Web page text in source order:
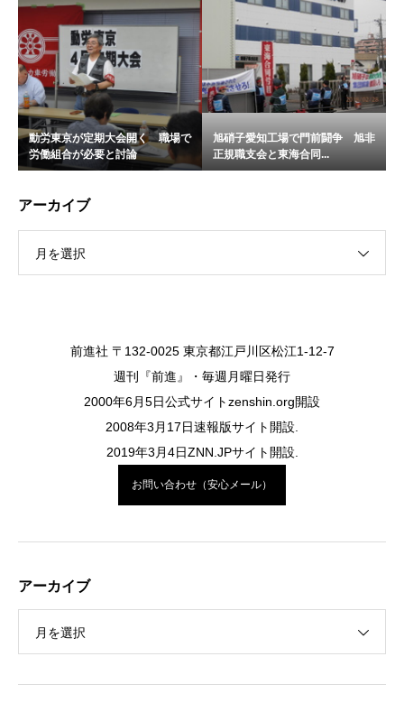
動労東京が定期大会開く 職場で
労働組合が必要と討論
旭硝子愛知工場で門前闘争 旭非
正規職支会と東海合同...
アーカイブ
月を選択
前進社 〒132-0025 東京都江戸川区松江1-12-7
週刊『前進』・毎週月曜日発行
2000年6月5日公式サイトzenshin.org開設
2008年3月17日速報版サイト開設.
2019年3月4日ZNN.JPサイト開設.
お問い合わせ（安心メール）
アーカイブ
月を選択